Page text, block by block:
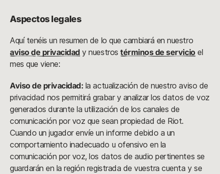
Aspectos legales
Aquí tenéis un resumen de lo que cambiará en nuestro
aviso de privacidad y nuestrostérminos de servicioel
mes que viene:
Aviso de privacidad: la actualización de nuestro aviso de
privacidad nos permitirá grabar y analizar los datos de voz
generados durante la utilización de los canales de
comunicación por voz que sean propiedad de Riot.
Cuando un jugador envíe un informe debido a un
comportamiento inadecuado u ofensivo en la
comunicación por voz, los datos de audio pertinentes se
guardarán en la región registrada de vuestra cuenta y se